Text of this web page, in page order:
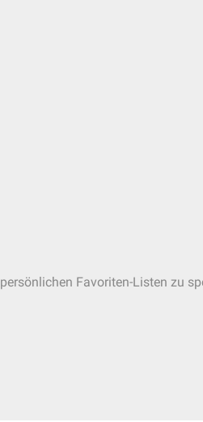
Favoriten-Listen zu